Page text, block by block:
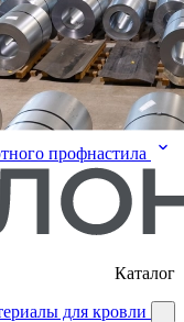
профнастила
Каталог
для кровли